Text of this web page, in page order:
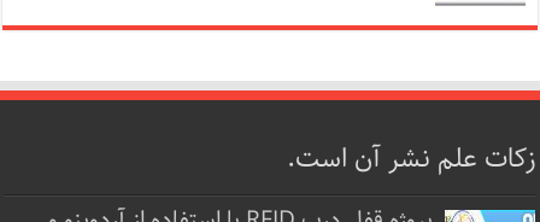
زکات علم نشر آن است.